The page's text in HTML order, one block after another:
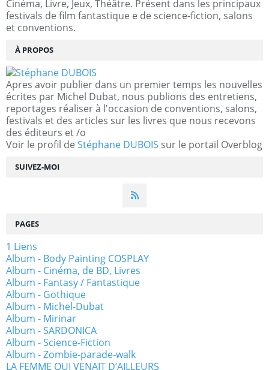
SUIVEZ-MOI
Cinéma, Livre, Jeux, Théâtre. Présent dans les principaux
festivals de film fantastique e de science-fiction, salons
et conventions.
À PROPOS
Apres avoir publier dans un premier temps les nouvelles
écrites par Michel Dubat, nous publions des entretiens,
reportages réaliser à l'occasion de conventions, salons,
festivals et des articles sur les livres que nous recevons
des éditeurs et /o
Voir le profil de Stéphane DUBOIS sur le portail Overblog
PAGES
1 Liens
Album - Body Painting COSPLAY
Album - Cinéma, de BD, Livres
Album - Fantasy / Fantastique
Album - Gothique
Album - Michel-Dubat
Album - Mirinar
Album - SARDONICA
Album - Science-Fiction
Album - Zombie-parade-walk
LA FEMME QUI VENAIT D’AILLEURS